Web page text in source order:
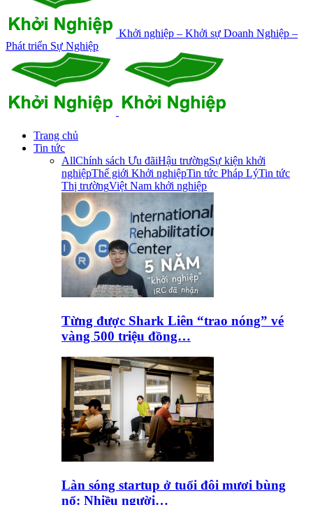
Khởi nghiệp – Khởi sự Doanh Nghiệp –
Phát triển Sự Nghiệp
Trang chủ
Tin tức
AllChính sách Ưu đãiHậu trườngSự kiện khởi
nghiệpThế giới Khởi nghiệpTin tức Pháp LýTin tức
Thị trườngViệt Nam khởi nghiệp
Từng được Shark Liên “trao nóng” vé
vàng 500 triệu đồng…
Làn sóng startup ở tuổi đôi mươi bùng
nổ: Nhiều người…